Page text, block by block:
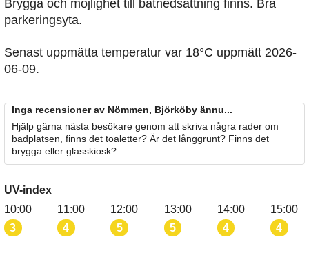
Brygga och möjlighet till båtnedsättning finns. Bra
parkeringsyta.
Senast uppmätta temperatur var 18°C uppmätt 2026-
06-09.
Inga recensioner av Nömmen, Björköby ännu...
Hjälp gärna nästa besökare genom att skriva några rader om
badplatsen, finns det toaletter? Är det långgrunt? Finns det
brygga eller glasskiosk?
UV-index
10:00
3
11:00
4
12:00
5
13:00
5
14:00
4
15:00
4